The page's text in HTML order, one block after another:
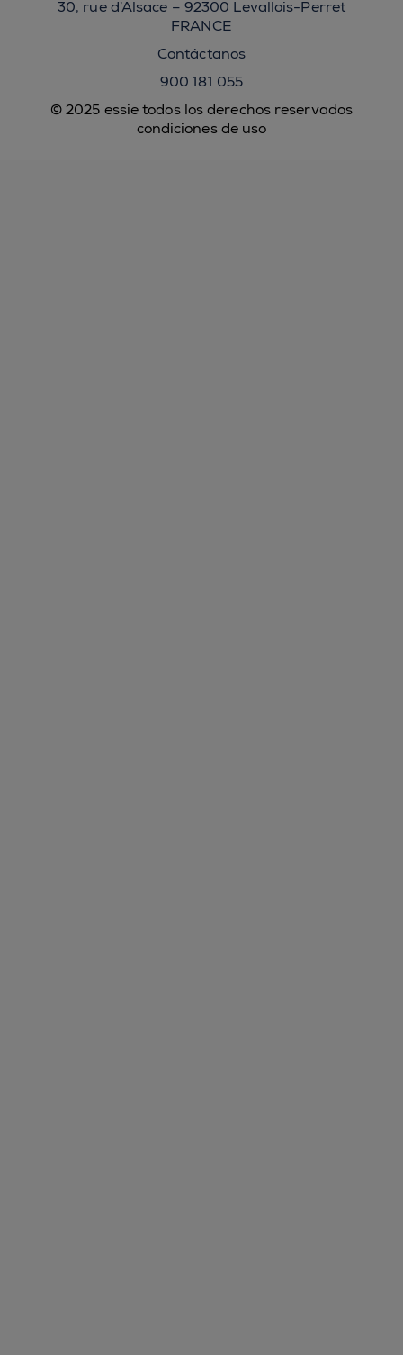
© 2025 essie todos los derechos reservados
condiciones de uso
30, rue d’Alsace – 92300 Levallois-Perret
FRANCE
Contáctanos
900 181 055